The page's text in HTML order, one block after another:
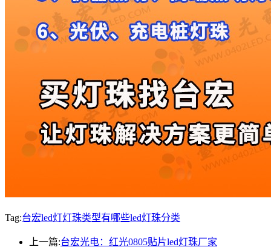
Tag:台宏led灯灯珠类型有哪些led灯珠分类
上一篇:台宏光电：红光0805贴片led灯珠厂家